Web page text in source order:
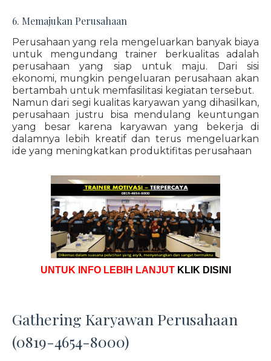
6. Memajukan Perusahaan
Perusahaan yang rela mengeluarkan banyak biaya
untuk mengundang trainer berkualitas adalah
perusahaan yang siap untuk maju. Dari sisi
ekonomi, mungkin pengeluaran perusahaan akan
bertambah untuk memfasilitasi kegiatan tersebut.
Namun dari segi kualitas karyawan yang dihasilkan,
perusahaan justru bisa mendulang keuntungan
yang besar karena karyawan yang bekerja di
dalamnya lebih kreatif dan terus mengeluarkan
ide yang meningkatkan produktifitas perusahaan
UNTUK INFO LEBIH LANJUT KLIK DISINI
Gathering Karyawan Perusahaan
(0819-4654-8000)